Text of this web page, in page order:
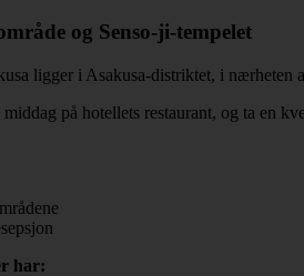
og Senso-ji-tempelet
ligger i Asakusa-distriktet, i nærheten
på hotellets restaurant, og ta en
har: